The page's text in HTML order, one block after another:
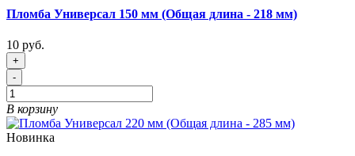
Пломба Универсал 150 мм (Общая длина - 218 мм)
10 руб.
+
-
В корзину
Новинка